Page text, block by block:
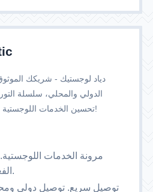
دياد لوجستيك - شريكك
الدولي والمحلي، سلسلة
تحسين الخدمات اللوجستية لعملك، بدون أي اشتراكات!
مرونة الخدمات
الفعلي، بدون دفعات ثابتة.
توصيل سريع. توصيل دولي